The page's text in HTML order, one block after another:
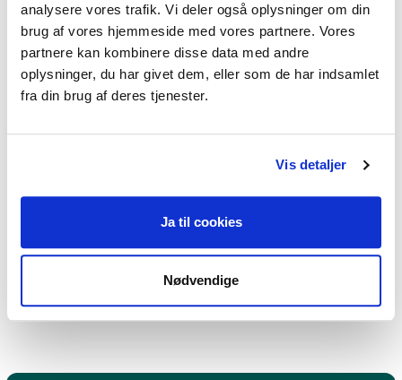
analysere vores trafik. Vi deler også oplysninger om din
brug af vores hjemmeside med vores partnere. Vores
partnere kan kombinere disse data med andre
oplysninger, du har givet dem, eller som de har indsamlet
fra din brug af deres tjenester.
Vis detaljer
Ja til cookies
Nødvendige
samtidig gerne vil være nysgerrig på.
Du er velkommen til at læse mere på min
hjemmeside (se ovenfor);
27 eller mail: Lene@ArsbergTerapi.dk med
tvivl, spørgsmål eller mhp. tid til samtale.